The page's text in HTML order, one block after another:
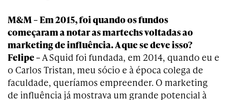
M&M – Em 2015, foi quando os fundos
começaram a notar as martechs voltadas ao
marketing de influência. A que se deve isso?
Felipe –A Squid foi fundada, em 2014, quando eu e
o Carlos Tristan, meu sócio e à época colega de
faculdade, queríamos empreender. O marketing
de influência já mostrava um grande potencial à